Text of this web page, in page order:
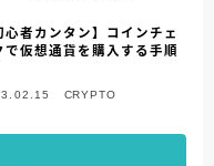
心者カンタン】コインチェ
で仮想通貨を購入する手順
CRYPTO